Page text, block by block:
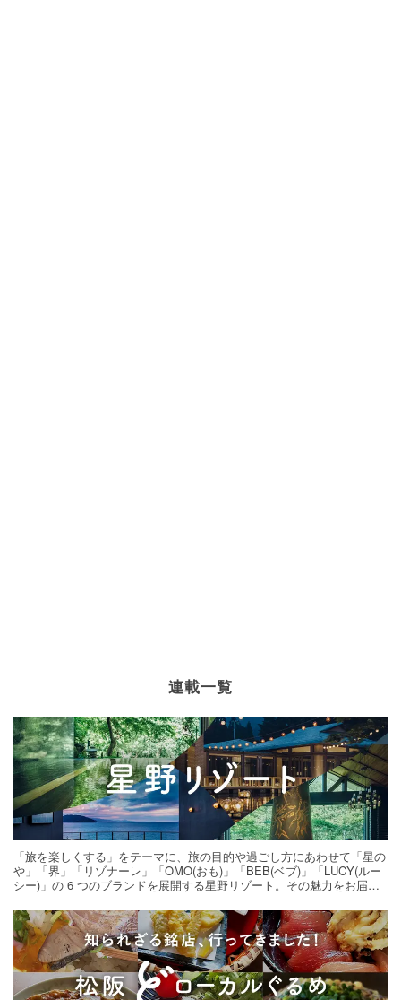
連載一覧
「旅を楽しくする」をテーマに、旅の目的や過ごし方にあわせて「星の
や」「界」「リゾナーレ」「OMO(おも)」「BEB(ベブ)」「LUCY(ルー
シー)」の 6 つのブランドを展開する星野リゾート。その魅力をお届け